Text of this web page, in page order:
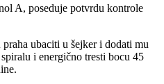
A, poseduje potvrdu kontrole
ubaciti u šejker i dodati mu
i energično tresti bocu 45